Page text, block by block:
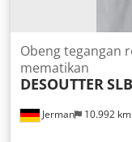
Jerman 10.992 km
Obeng tegangan
mematikan
DESOUTTER